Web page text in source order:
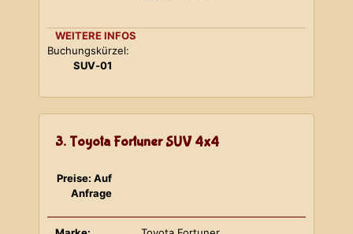
WEITERE INFOS
Buchungskürzel:
SUV-01
3. Toyota Fortuner SUV 4x4
Preise: Auf
Anfrage